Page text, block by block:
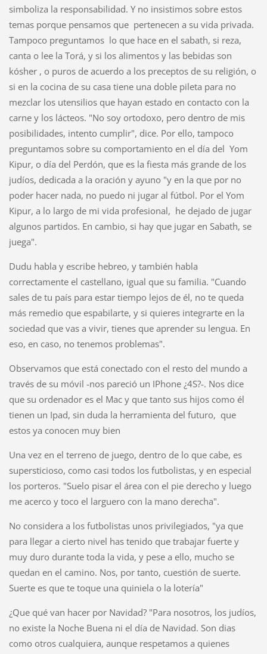
simboliza la responsabilidad. Y no insistimos sobre estos
temas porque pensamos que pertenecen a su vida privada.
Tampoco preguntamos lo que hace en el sabath, si reza,
canta o lee la Torá, y si los alimentos y las bebidas son
kósher , o puros de acuerdo a los preceptos de su religión, o
si en la cocina de su casa tiene una doble pileta para no
mezclar los utensilios que hayan estado en contacto con la
carne y los lácteos. "No soy ortodoxo, pero dentro de mis
posibilidades, intento cumplir", dice. Por ello, tampoco
preguntamos sobre su comportamiento en el día del Yom
Kipur, o día del Perdón, que es la fiesta más grande de los
judíos, dedicada a la oración y ayuno "y en la que por no
poder hacer nada, no puedo ni jugar al fútbol. Por el Yom
Kipur, a lo largo de mi vida profesional, he dejado de jugar
algunos partidos. En cambio, si hay que jugar en Sabath, se
juega".
Dudu habla y escribe hebreo, y también habla
correctamente el castellano, igual que su familia. "Cuando
sales de tu país para estar tiempo lejos de él, no te queda
más remedio que espabilarte, y si quieres integrarte en la
sociedad que vas a vivir, tienes que aprender su lengua. En
eso, en caso, no tenemos problemas".
Observamos que está conectado con el resto del mundo a
través de su móvil -nos pareció un IPhone ¿4S?-. Nos dice
que su ordenador es el Mac y que tanto sus hijos como él
tienen un Ipad, sin duda la herramienta del futuro, que
estos ya conocen muy bien
Una vez en el terreno de juego, dentro de lo que cabe, es
supersticioso, como casi todos los futbolistas, y en especial
los porteros. "Suelo pisar el área con el pie derecho y luego
me acerco y toco el larguero con la mano derecha".
No considera a los futbolistas unos privilegiados, "ya que
para llegar a cierto nivel has tenido que trabajar fuerte y
muy duro durante toda la vida, y pese a ello, mucho se
quedan en el camino. Nos, por tanto, cuestión de suerte.
Suerte es que te toque una quiniela o la lotería"
¿Que qué van hacer por Navidad? "Para nosotros, los judíos,
no existe la Noche Buena ni el día de Navidad. Son dias
como otros cualquiera, aunque respetamos a quienes